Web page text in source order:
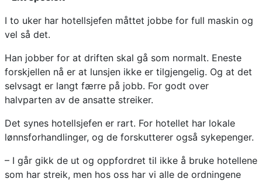
I to uker har hotellsjefen måttet jobbe for full maskin og
vel så det.
Han jobber for at driften skal gå som normalt. Eneste
forskjellen nå er at lunsjen ikke er tilgjengelig. Og at det
selvsagt er langt færre på jobb. For godt over
halvparten av de ansatte streiker.
Det synes hotellsjefen er rart. For hotellet har lokale
lønnsforhandlinger, og de forskutterer også sykepenger.
– I går gikk de ut og oppfordret til ikke å bruke hotellene
som har streik, men hos oss har vi alle de ordningene